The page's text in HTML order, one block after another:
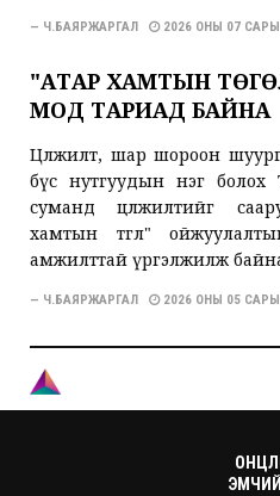
— Ч.БАЯРЖАРГАЛ 2026 ОНЫ 07
"АТАР ХАМТЫН
МОД ТАРИАД БАЙНА
Цөлжилт, шар шороон
бүс нутгуудын нэг болох
суманд цөлжилтийг
хамтын төгөл"
амжилттай үргэлжилж
— Ч.БАЯРЖАРГАЛ 2026 ОНЫ 05
ЭМЧИЙН